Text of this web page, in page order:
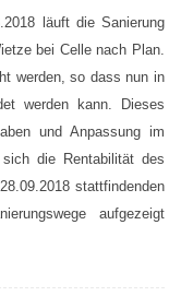
läuft die Sanierung
bei Celle nach Plan.
werden, so dass nun in
werden kann. Dieses
und Anpassung im
die Rentabilität des
stattfindenden
aufgezeigt